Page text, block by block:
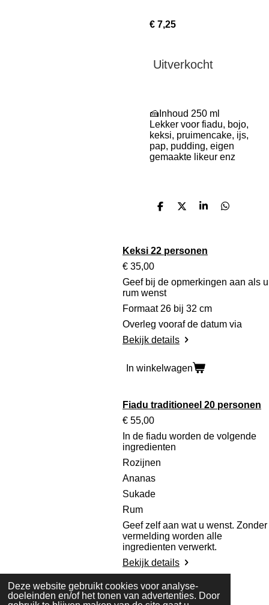
Deze website gebruikt cookies voor analyse-
doeleinden en/of het tonen van advertenties. Door
€ 7,25
Uitverkocht
🍰Inhoud 250 ml
Lekker voor fiadu, bojo,
keksi, pruimencake, ijs,
pap, pudding, eigen
gemaakte likeur enz
D
n
D
S
e
D
Keksi 22 personen
€ 35,00
Geef bij de opmerkingen aan als u
rum wenst
Formaat 26 bij 32 cm
Overleg vooraf de datum via
Bekijk details
In winkelwagen
Fiadu traditioneel 20 personen
€ 55,00
In de fiadu worden de volgende
ingredienten
Rozijnen
Ananas
Sukade
Rum
Geef zelf aan wat u wenst. Zonder
vermelding worden alle
ingredienten verwerkt.
Bekijk details
In winkelwagen